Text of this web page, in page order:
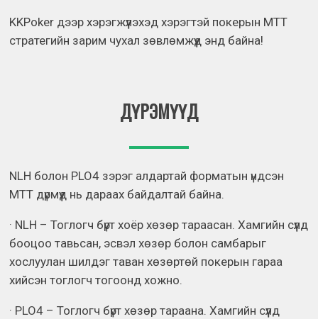
KKPoker дээр хэрэгжүүлэхэд хэрэгтэй покерын MTT
стратегийн зарим чухал зөвлөмжүүд энд байна!
ДҮРЭМҮҮД
NLH болон PLO4 зэрэг алдартай форматын үндсэн
MTT дүрмүүд нь дараах байдалтай байна.
· NLH – Тоглогч бүрт хоёр хөзөр тараасан. Хамгийн сүүлд
бооцоо тавьсан, эсвэл хөзөр болон самбарыг
хослуулан шилдэг таван хөзөртөй покерын гараа
хийсэн тоглогч тогоонд хожно.
· PLO4 – Тоглогч бүрт хөзөр тараана. Хамгийн сүүлд